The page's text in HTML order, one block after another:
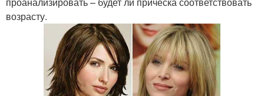
возрасту.